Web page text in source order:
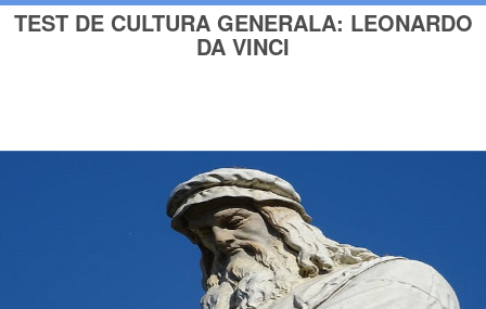
TEST DE CULTURA GENERALA: LEONARDO
DA VINCI